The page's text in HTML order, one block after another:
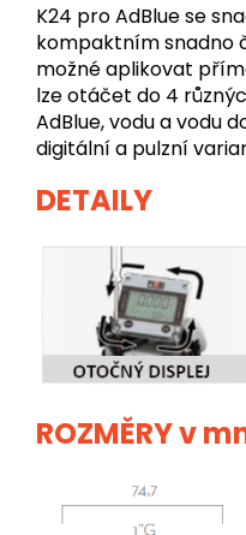
K24 pro AdBlue se
kompaktním snadno
možné aplikovat
lze otáčet do 4
AdBlue, vodu a vodu
digitální a pulzní
DETAILY
ROZMĚRY v